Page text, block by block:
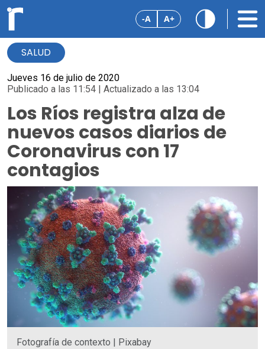
-A A+
SALUD
Jueves 16 de julio de 2020
Publicado a las 11:54 | Actualizado a las 13:04
Los Ríos registra alza de
nuevos casos diarios de
Coronavirus con 17
contagios
Fotografía de contexto | Pixabay